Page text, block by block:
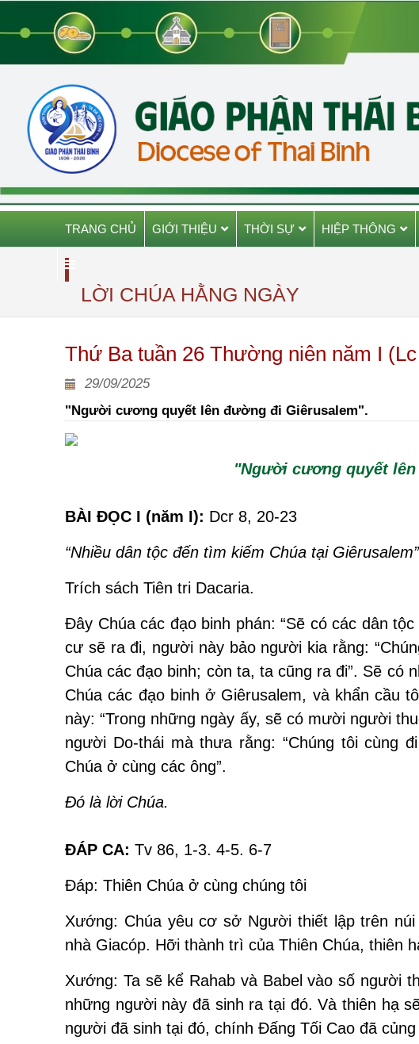
TRANG CHỦ GIỚI THIỆU THỜI SỰ HIỆP THÔNG
LỜI CHÚA HẰNG NGÀY
Thứ Ba tuần 26 Thường niên năm I
29/09/2025
"Người cương quyết lên đường đi Giêrusalem".
"Người cương quyết
BÀI ĐỌC I (năm I): Dcr 8, 20-23
“Nhiều dân tộc đến tìm kiếm Chúa tại
Trích sách Tiên tri Dacaria.
Ðây Chúa các đạo binh phán: “Sẽ có các dân
cư sẽ ra đi, người này bảo người kia rằng:
Chúa các đạo binh; còn ta, ta cũng ra đi”. Sẽ có
Chúa các đạo binh ở Giêrusalem, và khẩn cầu
này: “Trong những ngày ấy, sẽ có mười người
người Do-thái mà thưa rằng: “Chúng tôi cùng
Chúa ở cùng các ông”.
Ðó là lời Chúa.
ĐÁP CA: Tv 86, 1-3. 4-5. 6-7
Ðáp: Thiên Chúa ở cùng chúng tôi
Xướng: Chúa yêu cơ sở Người thiết lập trên
nhà Giacóp. Hỡi thành trì của Thiên Chúa, thiên
Xướng: Ta sẽ kể Rahab và Babel vào số người
những người này đã sinh ra tại đó. Và thiên hạ
người đã sinh tại đó, chính Ðấng Tối Cao đã củng